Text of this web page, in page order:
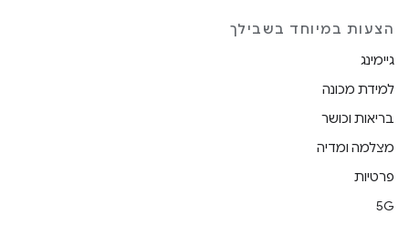
הצעות במיוחד בשבילך
גיימינג
למידת מכונה
בריאות וכושר
מצלמה ומדיה
פרטיות
5G